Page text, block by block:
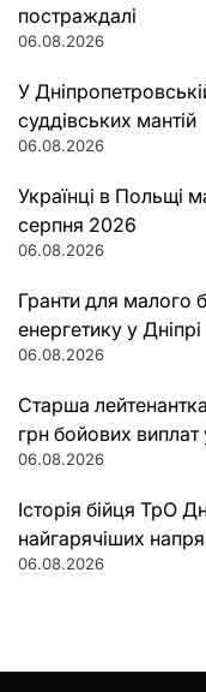
постраждалі
06.08.2026
У
суддівських мантій
06.08.2026
Українці в Польщі
серпня 2026
06.08.2026
Гранти для малого
енергетику у Дніпрі
06.08.2026
Старша
грн бойових виплат
06.08.2026
Історія бійця ТрО
найгарячіших
06.08.2026